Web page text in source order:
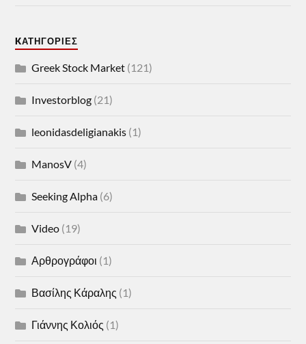
KΑΤΗΓΟΡΊΕΣ
Greek Stock Market (121)
Investorblog (21)
leonidasdeligianakis (1)
ManosV (4)
Seeking Alpha (6)
Video (19)
Αρθρογράφοι (1)
Βασίλης Κάραλης (1)
Γιάννης Κολιός (1)